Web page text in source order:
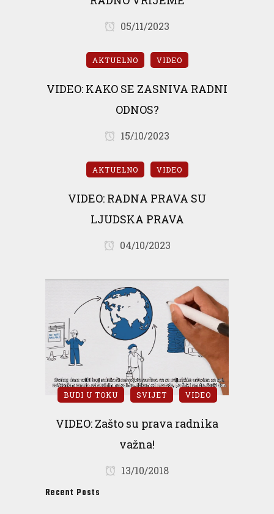
05/11/2023
AKTUELNO VIDEO
VIDEO: KAKO SE ZASNIVA RADNI
ODNOS?
15/10/2023
AKTUELNO VIDEO
VIDEO: RADNA PRAVA SU
LJUDSKA PRAVA
04/10/2023
BUDI U TOKU SVIJET VIDEO
VIDEO: Zašto su prava radnika
važna!
13/10/2018
Recent Posts